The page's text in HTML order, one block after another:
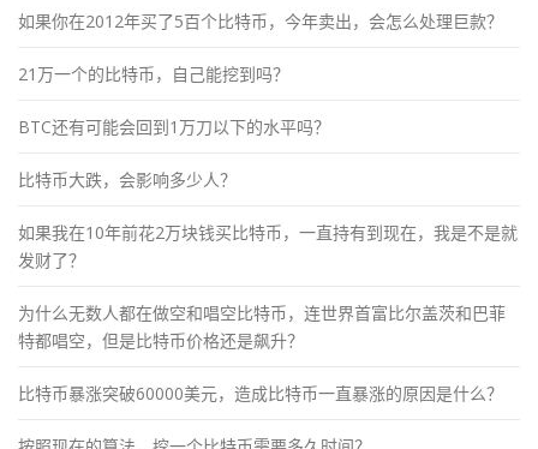
如果你在2012年买了5百个比特币，今年卖出，会怎么处理巨款？
21万一个的比特币，自己能挖到吗？
BTC还有可能会回到1万刀以下的水平吗？
比特币大跌，会影响多少人？
如果我在10年前花2万块钱买比特币，一直持有到现在，我是不是就
发财了？
为什么无数人都在做空和唱空比特币，连世界首富比尔盖茨和巴菲
特都唱空，但是比特币价格还是飙升？
比特币暴涨突破60000美元，造成比特币一直暴涨的原因是什么？